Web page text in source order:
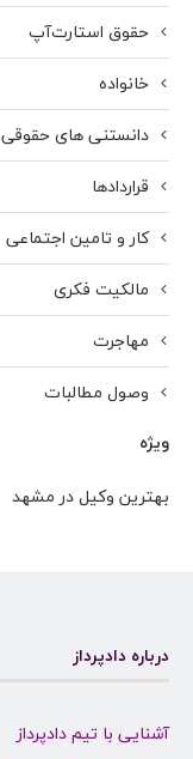
حقوق استارت‌آپ
خانواده
دانستنی های حقوقی
قراردادها
کار و تامین اجتماعی
مالکیت فکری
مهاجرت
وصول مطالبات
ویژه
بهترین وکیل در مشهد
درباره دادپرداز
آشنایی با تیم دادپرداز